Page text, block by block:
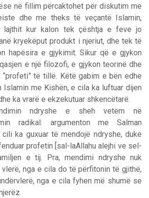
në fillim përcaktohet për diskutim me
dhe me theks të veçantë Islamin,
lajthit kur kalon tek çështja e feve jo
kryekëput produkt i njeriut, dhe tek të
hapësira e gjykimit. Sikur që e gjykon
e një filozofi, e gjykon teorinë dhe
“profeti” të tillë. Këtë gabim e bën edhe
Islamin me Kishën, e cila ka luftuar dijen
ka vrarë e ekzekutuar shkencëtarë.
ndryshe e sheh vetëm në
radikal: argumenton me Salman
cili ka guxuar të mendojë ndryshe, duke
profetin [sal-laAllahu alejhi ve sel-
e tij. Pra, mendimi ndryshe nuk
nga e cila do të përfitonin të gjithë,
nga e cila fyhen më shumë se